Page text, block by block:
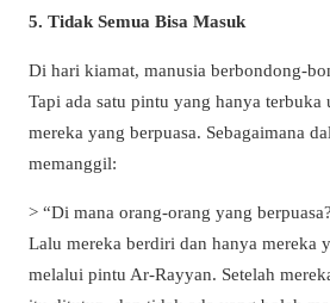
5. Tidak Semua Bisa Masuk
Di hari kiamat, manusia berbondong-
Tapi ada satu pintu yang hanya terbuka
mereka yang berpuasa. Sebagaimana
memanggil:
> “Di mana orang-orang yang
Lalu mereka berdiri dan hanya mereka
melalui pintu Ar-Rayyan. Setelah